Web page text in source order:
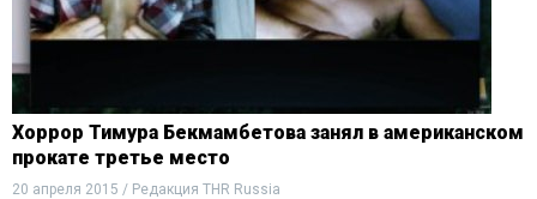
Хоррор Тимура Бекмамбетова занял в американском
прокате третье место
20 апреля 2015 / Редакция THR Russia